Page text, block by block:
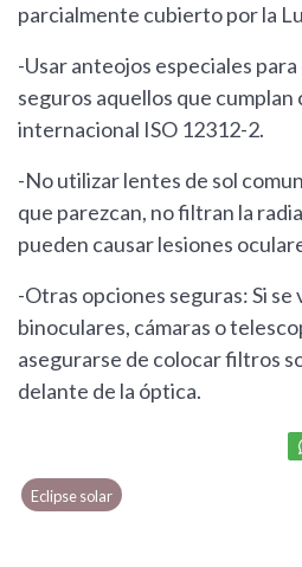
parcialmente cubierto por la
-Usar anteojos especiales
seguros aquellos que cumplan
internacional ISO 12312-2.
-No utilizar lentes de sol
que parezcan, no filtran la
pueden causar lesiones
-Otras opciones seguras: Si se
binoculares, cámaras o
asegurarse de colocar filtros
delante de la óptica.
Eclipse solar